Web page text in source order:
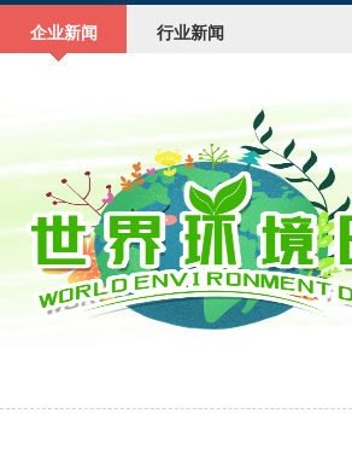
企业新闻 行业新闻